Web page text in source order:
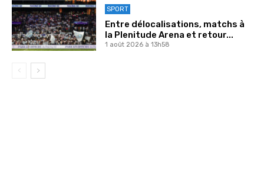
SPORT
Entre délocalisations, matchs à
la Plenitude Arena et retour...
1 août 2026 à 13h58